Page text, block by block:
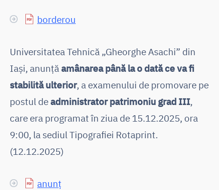
borderou
Universitatea Tehnică „Gheorghe Asachi” din
Iași, anunță amânarea până la o dată ce va fi
stabilită ulterior, a examenului de promovare pe
postul deadministrator patrimoniu grad III,
care era programat în ziua de 15.12.2025, ora
9:00, la sediul Tipografiei Rotaprint.
(12.12.2025)
anunț